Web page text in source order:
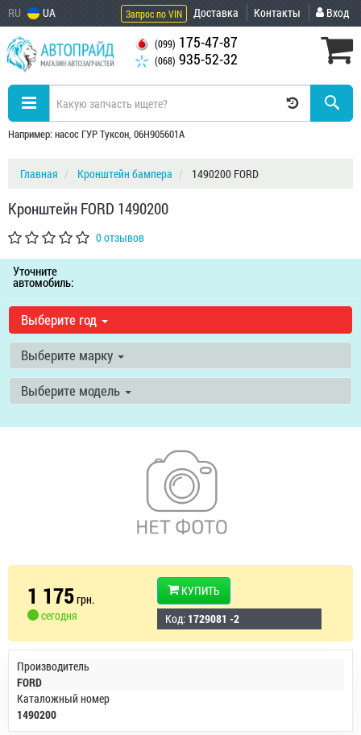
RU UA Запрос по VIN Доставка Контакты Вход
(099) 175-47-87
(068) 935-52-32
Например: насос ГУР Туксон, 06H905601A
Главная Кронштейн бампера 1490200 FORD
Кронштейн FORD 1490200
0 отзывов
Уточните
автомобиль:
Выберите год
Выберите марку
Выберите модель
1 175грн.
сегодня
КУПИТЬ
Код: 1729081 -2
Производитель
FORD
Каталожный номер
1490200